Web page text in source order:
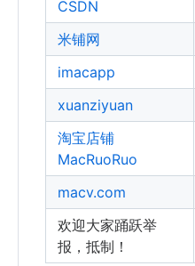
CSDN
米铺网
imacapp
xuanziyuan
淘宝店铺
MacRuoRuo
macv.com
欢迎大家踊跃举
报，抵制！